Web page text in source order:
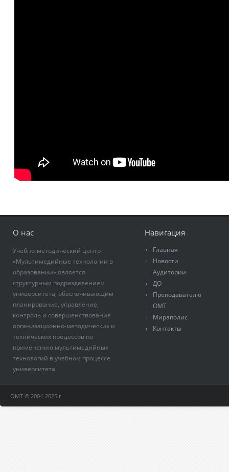
О нас
Учебно-методический центр
«Мультимедийные технологии в
образовании» является
структурным подразделением
университета, обеспечивающим
планирование, управление,
контроль и совершенствование
организационно-методических и
технических процессов по
применению мультимедийных
технологий в учебном процессе
университета.
Навигация
Главная
Новости
Аудитории
ДО
Преподавателю
ОМТ
Мираполис
Контакты
ОМТ © 2004-2025 г.